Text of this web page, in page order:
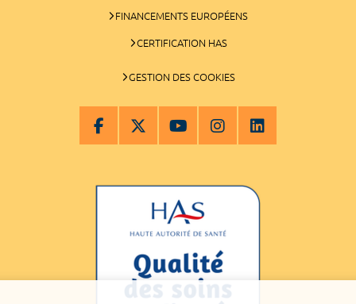
FINANCEMENTS EUROPÉENS
CERTIFICATION HAS
GESTION DES COOKIES